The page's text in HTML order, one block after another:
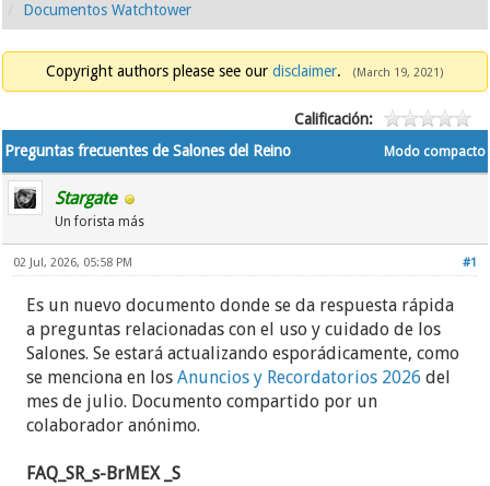
Documentos Watchtower
Copyright authors please see our disclaimer. (March 19, 2021)
Calificación:
Modo compacto
Preguntas frecuentes de Salones del Reino
Stargate
Un forista más
#1
02 Jul, 2026, 05:58 PM
Es un nuevo documento donde se da respuesta rápida
a preguntas relacionadas con el uso y cuidado de los
Salones. Se estará actualizando esporádicamente, como
se menciona en losAnuncios y Recordatorios 2026 del
mes de julio. Documento compartido por un
colaborador anónimo.
FAQ_SR_s-BrMEX _S